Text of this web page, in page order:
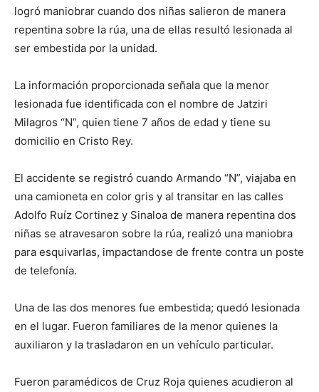
logró maniobrar cuando dos niñas salieron de manera
repentina sobre la rúa, una de ellas resultó lesionada al
ser embestida por la unidad.
La información proporcionada señala que la menor
lesionada fue identificada con el nombre de Jatziri
Milagros “N”, quien tiene 7 años de edad y tiene su
domicilio en Cristo Rey.
El accidente se registró cuando Armando “N”, viajaba en
una camioneta en color gris y al transitar en las calles
Adolfo Ruíz Cortinez y Sinaloa de manera repentina dos
niñas se atravesaron sobre la rúa, realizó una maniobra
para esquivarlas, impactandose de frente contra un poste
de telefonía.
Una de las dos menores fue embestida; quedó lesionada
en el lugar. Fueron familiares de la menor quienes la
auxiliaron y la trasladaron en un vehículo particular.
Fueron paramédicos de Cruz Roja quienes acudieron al